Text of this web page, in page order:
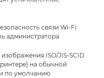
связи Wi-Fi:
администратора
ISO/JIS-SCID
на обычной
по умолчанию.